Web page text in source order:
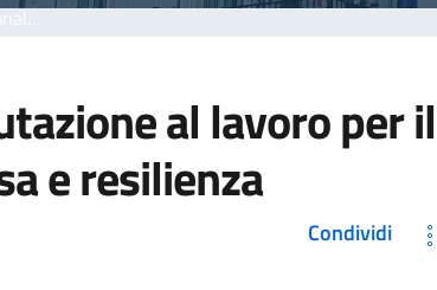
al lavoro per il
e resilienza
Condividi